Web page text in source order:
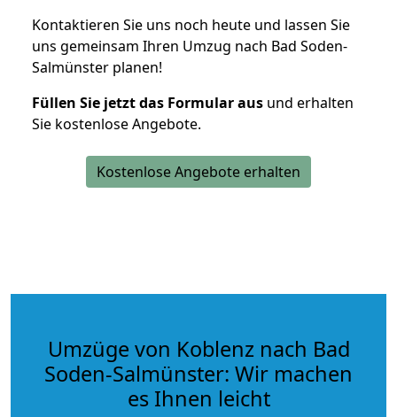
Kontaktieren Sie uns noch heute und lassen Sie
uns gemeinsam Ihren Umzug nach Bad Soden-
Salmünster planen!
Füllen Sie jetzt das Formular aus und erhalten
Sie kostenlose Angebote.
Kostenlose Angebote erhalten
Umzüge von Koblenz nach Bad
Soden-Salmünster: Wir machen
es Ihnen leicht